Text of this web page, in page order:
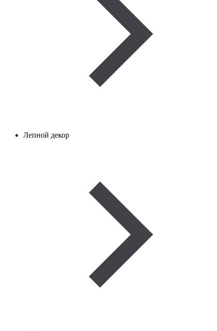
Лепной декор